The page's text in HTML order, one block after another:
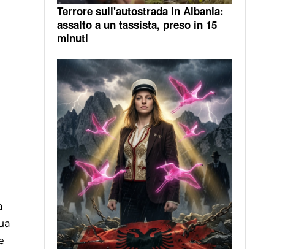
Terrore sull'autostrada in Albania:
assalto a un tassista, preso in 15
minuti